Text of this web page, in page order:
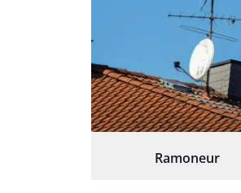
Ramoneur